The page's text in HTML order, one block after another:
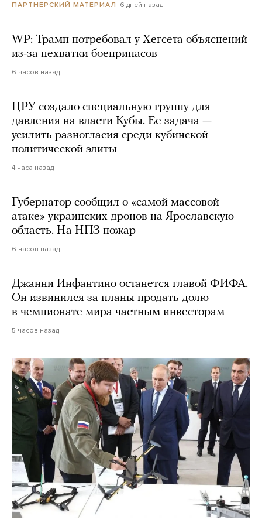
ПАРТНЕРСКИЙ МАТЕРИАЛ 6 дней назад
WP: Трамп потребовал у Хегсета объяснений
из-за нехватки боеприпасов
6 часов назад
ЦРУ создало специальную группу для
давления на власти Кубы. Ее задача —
усилить разногласия среди кубинской
политической элиты
4 часа назад
Губернатор сообщил о «самой массовой
атаке» украинских дронов на Ярославскую
область. На НПЗ пожар
6 часов назад
Джанни Инфантино останется главой ФИФА.
Он извинился за планы продать долю
в чемпионате мира частным инвесторам
5 часов назад